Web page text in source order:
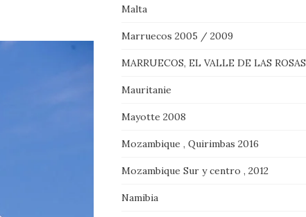
Malta
Marruecos 2005 / 2009
MARRUECOS, EL VALLE DE LAS ROSAS
Mauritanie
Mayotte 2008
Mozambique , Quirimbas 2016
Mozambique Sur y centro , 2012
Namibia